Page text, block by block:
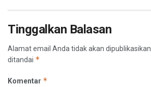
Tinggalkan Balasan
Alamat email Anda tidak akan dipublikasikan.
ditandai *
Komentar *